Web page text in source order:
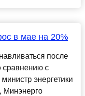
в мае на 20%
после
сравнению с
энергетики
Минэнерго